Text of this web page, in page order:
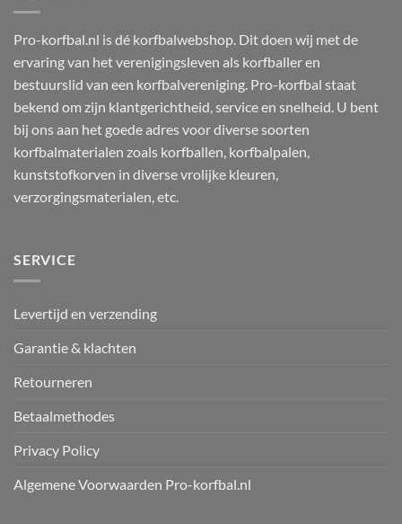
Pro-korfbal.nl is dé korfbalwebshop. Dit doen wij met de
ervaring van het verenigingsleven als korfballer en
bestuurslid van een korfbalvereniging. Pro-korfbal staat
bekend om zijn klantgerichtheid, service en snelheid. U bent
bij ons aan het goede adres voor diverse soorten
korfbalmaterialen zoals korfballen, korfbalpalen,
kunststofkorven in diverse vrolijke kleuren,
verzorgingsmaterialen, etc.
SERVICE
Levertijd en verzending
Garantie & klachten
Retourneren
Betaalmethodes
Privacy Policy
Algemene Voorwaarden Pro-korfbal.nl